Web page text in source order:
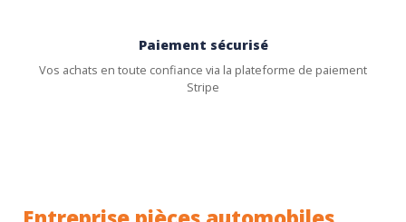
Paiement sécurisé
Vos achats en toute confiance via la plateforme de paiement
Stripe